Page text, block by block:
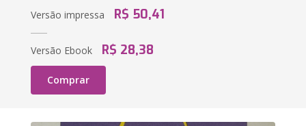
Versão impressa R$ 50,41
Versão Ebook R$ 28,38
Comprar